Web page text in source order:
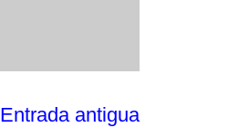
Entrada antigua